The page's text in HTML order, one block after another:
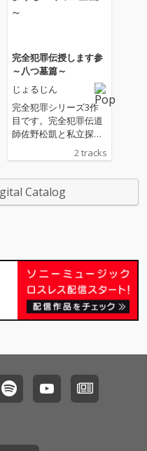
完全犯罪伝授します参
～八つ墓篇～
じょるじん
完全犯罪シリーズ3作
目です。完全犯罪伝道
師佐野松凱と私立探偵
金田一耕助についに決
着がつきます。
2 tracks
Catalog